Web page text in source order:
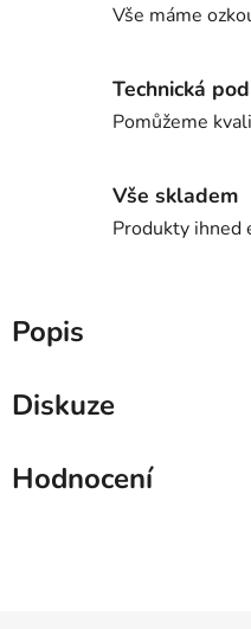
Vše máme
Technická
Pomůžeme
Vše skladem
Produkty ihned
Popis
Diskuze
Hodnocení